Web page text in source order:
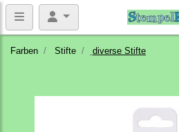
Farben Stifte diverse Stifte